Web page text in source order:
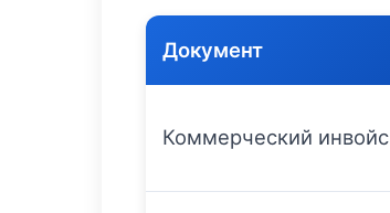
Документ
Коммерческий инвойс